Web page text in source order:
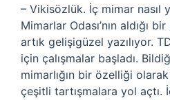
– Vikisözlük. İç mimar nasıl
Mimarlar Odası’nın aldığı
artık gelişigüzel yazılıyor.
için çalışmalar başladı.
mimarlığın bir özelliği olarak
çeşitli tartışmalara yol açtı.